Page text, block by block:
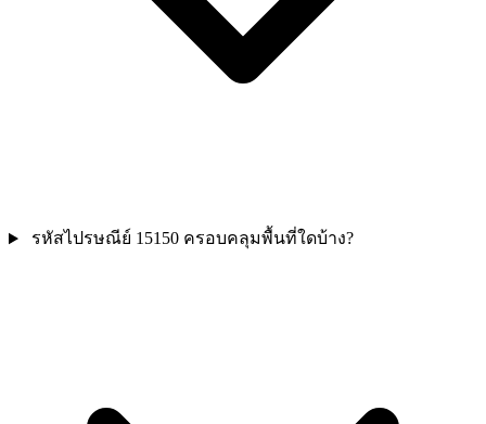
รหัสไปรษณีย์ 15150 ครอบคลุมพื้นที่ใดบ้าง?